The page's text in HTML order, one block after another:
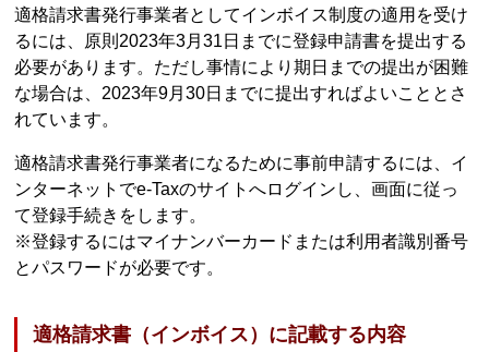
適格請求書発行事業者としてインボイス制度の適用を受け
るには、原則2023年3月31日までに登録申請書を提出する
必要があります。ただし事情により期日までの提出が困難
な場合は、2023年9月30日までに提出すればよいこととさ
れています。
適格請求書発行事業者になるために事前申請するには、イ
ンターネットでe-Taxのサイトへログインし、画面に従っ
て登録手続きをします。
※登録するにはマイナンバーカードまたは利用者識別番号
とパスワードが必要です。
適格請求書（インボイス）に記載する内容